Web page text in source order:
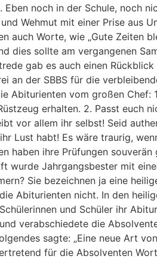
noch in der Schule, noch
Wehmut mit einer Prise aus
auch Worte, wie „Gute Zeiten
dies sollte am vergangenen
gab es auch einen
an der SBBS für die
Abiturienten vom großen
erhalten. 2. Passt euch
vor allem ihr selbst! Seid
Lust habt! Es wäre traurig,
haben ihre Prüfungen
wurde Jahrgangsbester mit
Sie bezeichnen ja eine
Abiturienten nicht. In den
und Schüler ihr
verabschiedete die
sagte: „Eine neue Art
für die Absolventen